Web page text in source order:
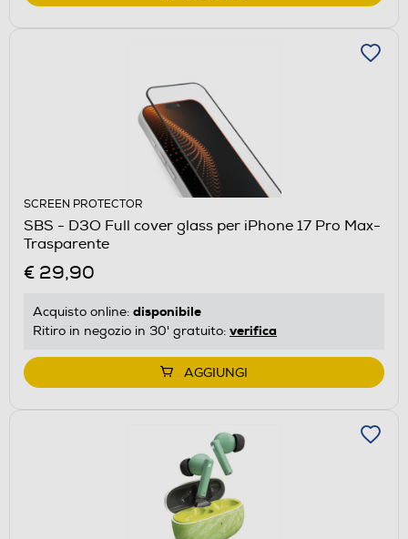
SCREEN PROTECTOR
SBS - D3O Full cover glass per iPhone 17 Pro Max-
Trasparente
€ 29,90
Acquisto online: disponibile
Ritiro in negozio in 30' gratuito: verifica
AGGIUNGI